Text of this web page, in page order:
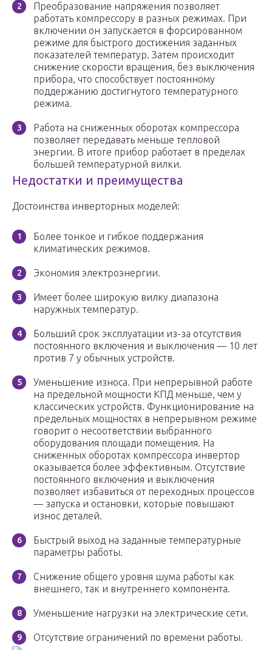
Преобразование напряжения позволяет
работать компрессору в разных режимах. При
включении он запускается в форсированном
режиме для быстрого достижения заданных
показателей температур. Затем происходит
снижение скорости вращения, без выключения
прибора, что способствует постоянному
поддержанию достигнутого температурного
режима.
Работа на сниженных оборотах компрессора
позволяет передавать меньше тепловой
энергии. В итоге прибор работает в пределах
большей температурной вилки.
Недостатки и преимущества
Достоинства инверторных моделей:
Более тонкое и гибкое поддержания
климатических режимов.
Экономия электроэнергии.
Имеет более широкую вилку диапазона
наружных температур.
Больший срок эксплуатации из-за отсутствия
постоянного включения и выключения — 10 лет
против 7 у обычных устройств.
Уменьшение износа. При непрерывной работе
на предельной мощности КПД меньше, чем у
классических устройств. Функционирование на
предельных мощностях в непрерывном режиме
говорит о несоответствии выбранного
оборудования площади помещения. На
сниженных оборотах компрессора инвертор
оказывается более эффективным. Отсутствие
постоянного включения и выключения
позволяет избавиться от переходных процессов
— запуска и остановки, которые повышают
износ деталей.
Быстрый выход на заданные температурные
параметры работы.
Снижение общего уровня шума работы как
внешнего, так и внутреннего компонента.
Уменьшение нагрузки на электрические сети.
Отсутствие ограничений по времени работы.